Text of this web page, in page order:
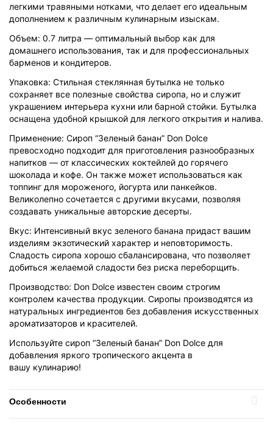
легкими травяными нотками, что делает его идеальным
дополнением к различным кулинарным изыскам.
Объем: 0.7 литра — оптимальный выбор как для
домашнего использования, так и для профессиональных
барменов и кондитеров.
Упаковка: Стильная стеклянная бутылка не только
сохраняет все полезные свойства сиропа, но и служит
украшением интерьера кухни или барной стойки. Бутылка
оснащена удобной крышкой для легкого открытия и налива.
Применение: Сироп “Зеленый банан” Don Dolce
превосходно подходит для приготовления разнообразных
напитков — от классических коктейлей до горячего
шоколада и кофе. Он также может использоваться как
топпинг для мороженого, йогурта или панкейков.
Великолепно сочетается с другими вкусами, позволяя
создавать уникальные авторские десерты.
Вкус: Интенсивный вкус зеленого банана придаст вашим
изделиям экзотический характер и неповторимость.
Сладость сиропа хорошо сбалансирована, что позволяет
добиться желаемой сладости без риска переборщить.
Производство: Don Dolce известен своим строгим
контролем качества продукции. Сиропы производятся из
натуральных ингредиентов без добавления искусственных
ароматизаторов и красителей.
Используйте сироп “Зеленый банан” Don Dolce для
добавления яркого тропического акцента в
вашу кулинарию!
Особенности